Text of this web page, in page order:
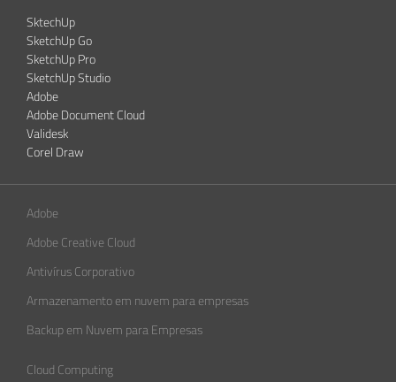
SktechUp
SketchUp Go
SketchUp Pro
SketchUp Studio
Adobe
Adobe Document Cloud
Validesk
Corel Draw
Adobe
Adobe Creative Cloud
Antivírus Corporativo
Armazenamento em nuvem para empresas
Backup em Nuvem para Empresas
Cloud Computing